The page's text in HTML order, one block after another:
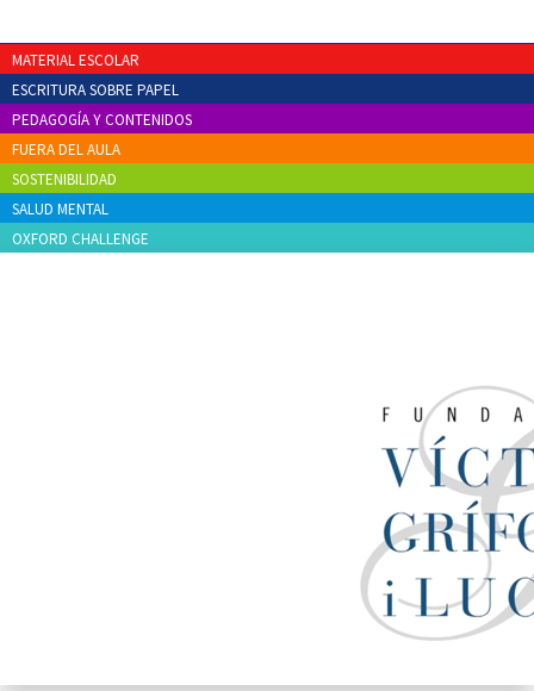
MATERIAL ESCOLAR
ESCRITURA SOBRE PAPEL
PEDAGOGÍA Y CONTENIDOS
FUERA DEL AULA
SOSTENIBILIDAD
SALUD MENTAL
OXFORD CHALLENGE